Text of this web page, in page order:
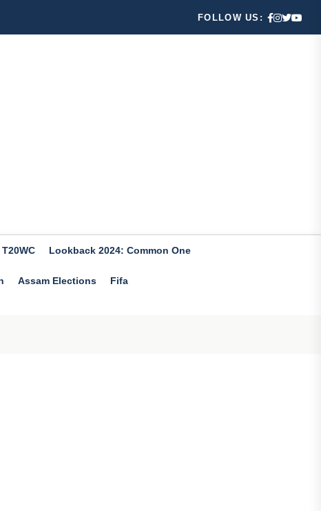
FOLLOW US:
T20WC Lookback 2024: Common One
Assam Elections Fifa